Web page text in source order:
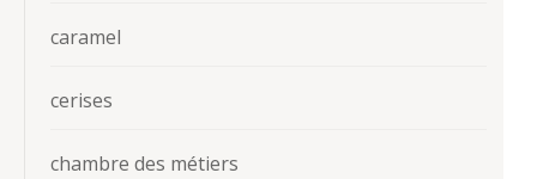
caramel
cerises
chambre des métiers